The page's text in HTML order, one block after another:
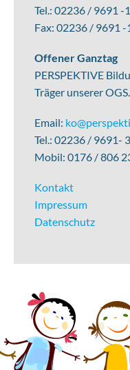
Tel.: 02236 / 9691 -
Fax: 02236 / 9691 -
Offener Ganztag
PERSPEKTIVE
Träger unserer OGS.
Email:
Tel.: 02236 / 9691-
Mobil: 0176 / 806
Kontakt
Impressum
Datenschutz